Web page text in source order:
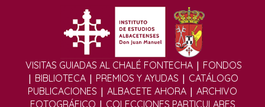
VISITAS GUIADAS AL CHALÉ FONTECHA | FONDOS
| BIBLIOTECA| PREMIOS Y AYUDAS | CATÁLOGO
PUBLICACIONES | ALBACETE AHORA | ARCHIVO
FOTOGRÁFICO | COLECCIONES PARTICULARES